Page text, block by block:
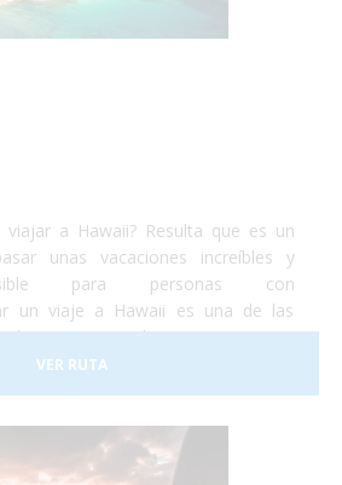
a Hawaii? Resulta que es un
unas vacaciones increíbles y
para personas con
un viaje a Hawaii es una de las
de tomar... Simplemente porque es
permite cualquier tipo de
de la mano de una cultura antigua
inolvidable!
VER RUTA